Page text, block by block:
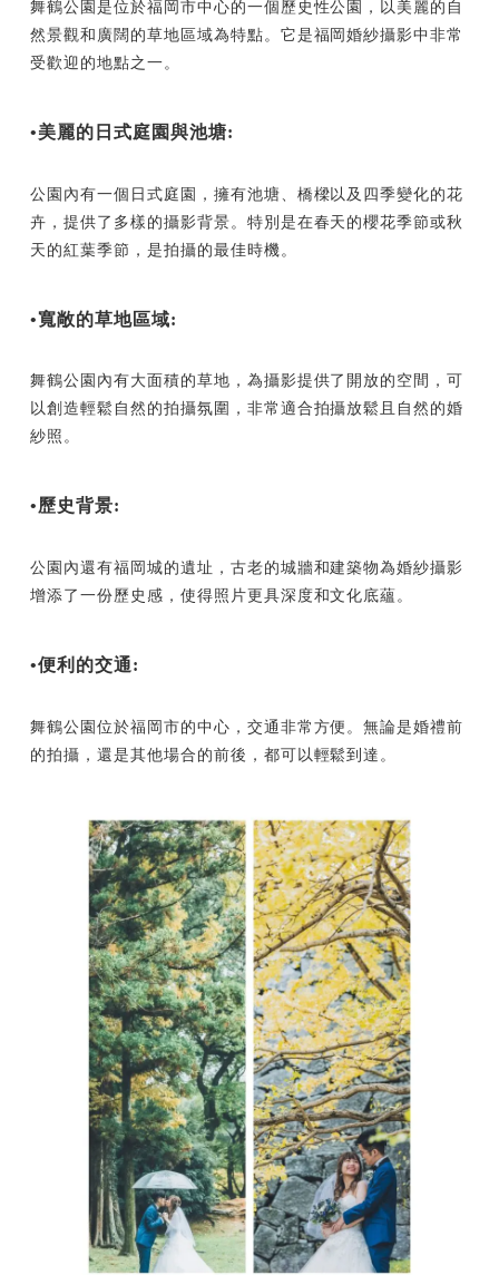
舞鶴公園是位於福岡市中心的一個歷史性公園，以美麗的自
然景觀和廣闊的草地區域為特點。它是福岡婚紗攝影中非常
受歡迎的地點之一。
•美麗的日式庭園與池塘:
公園內有一個日式庭園，擁有池塘、橋樑以及四季變化的花
卉，提供了多樣的攝影背景。特別是在春天的櫻花季節或秋
天的紅葉季節，是拍攝的最佳時機。
•寬敞的草地區域:
舞鶴公園內有大面積的草地，為攝影提供了開放的空間，可
以創造輕鬆自然的拍攝氛圍，非常適合拍攝放鬆且自然的婚
紗照。
•歷史背景:
公園內還有福岡城的遺址，古老的城牆和建築物為婚紗攝影
增添了一份歷史感，使得照片更具深度和文化底蘊。
•便利的交通:
舞鶴公園位於福岡市的中心，交通非常方便。無論是婚禮前
的拍攝，還是其他場合的前後，都可以輕鬆到達。